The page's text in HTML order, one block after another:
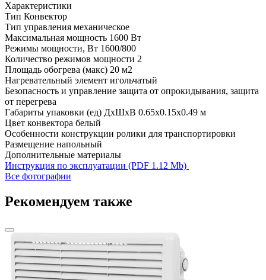
Характеристики
Тип Конвектор
Тип управления механическое
Максимальная мощность 1600 Вт
Режимы мощности, Вт 1600/800
Количество режимов мощности 2
Площадь обогрева (макс) 20 м2
Нагревательный элемент игольчатый
Безопасность и управление защита от опрокидывания, защита
от перегрева
Габариты упаковки (ед) ДхШхВ 0.65x0.15x0.49 м
Цвет конвектора белый
Особенности конструкции ролики для транспортировки
Размещение напольный
Дополнительные материалы
Инструкция по эксплуатации (PDF 1.12 Mb)
Все фотографии
Рекомендуем также